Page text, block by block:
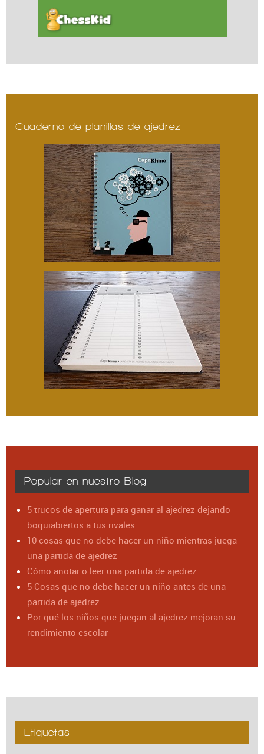
Cuaderno de planillas de ajedrez
Popular en nuestro Blog
5 trucos de apertura para ganar al ajedrez dejando
boquiabiertos a tus rivales
10 cosas que no debe hacer un niño mientras juega
una partida de ajedrez
Cómo anotar o leer una partida de ajedrez
5 Cosas que no debe hacer un niño antes de una
partida de ajedrez
Por qué los niños que juegan al ajedrez mejoran su
rendimiento escolar
Etiquetas